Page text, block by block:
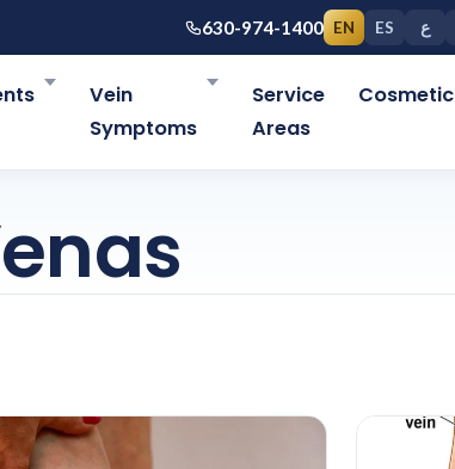
630-974-1400 EN ES ع
Vein
Symptoms
Service
Areas
Cosmetic